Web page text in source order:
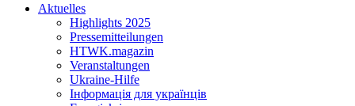
Aktuelles
Highlights 2025
Pressemitteilungen
HTWK.magazin
Veranstaltungen
Ukraine-Hilfe
Інформація для українців